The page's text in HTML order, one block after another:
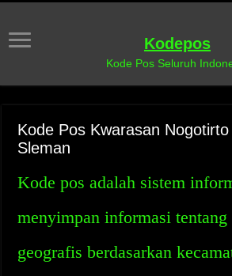
Kodepos
Kode Pos Seluruh
Kode Pos Kwarasan
Sleman
Kode pos adalah sistem
menyimpan informasi
geografis berdasarkan